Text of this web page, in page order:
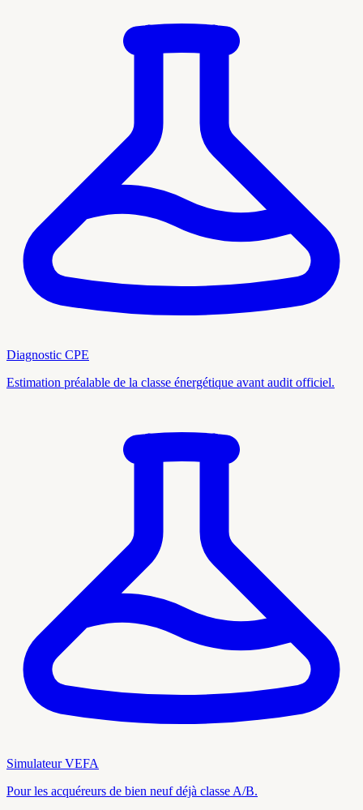
Diagnostic CPE
Estimation préalable de la classe énergétique avant audit officiel.
Simulateur VEFA
Pour les acquéreurs de bien neuf déjà classe A/B.